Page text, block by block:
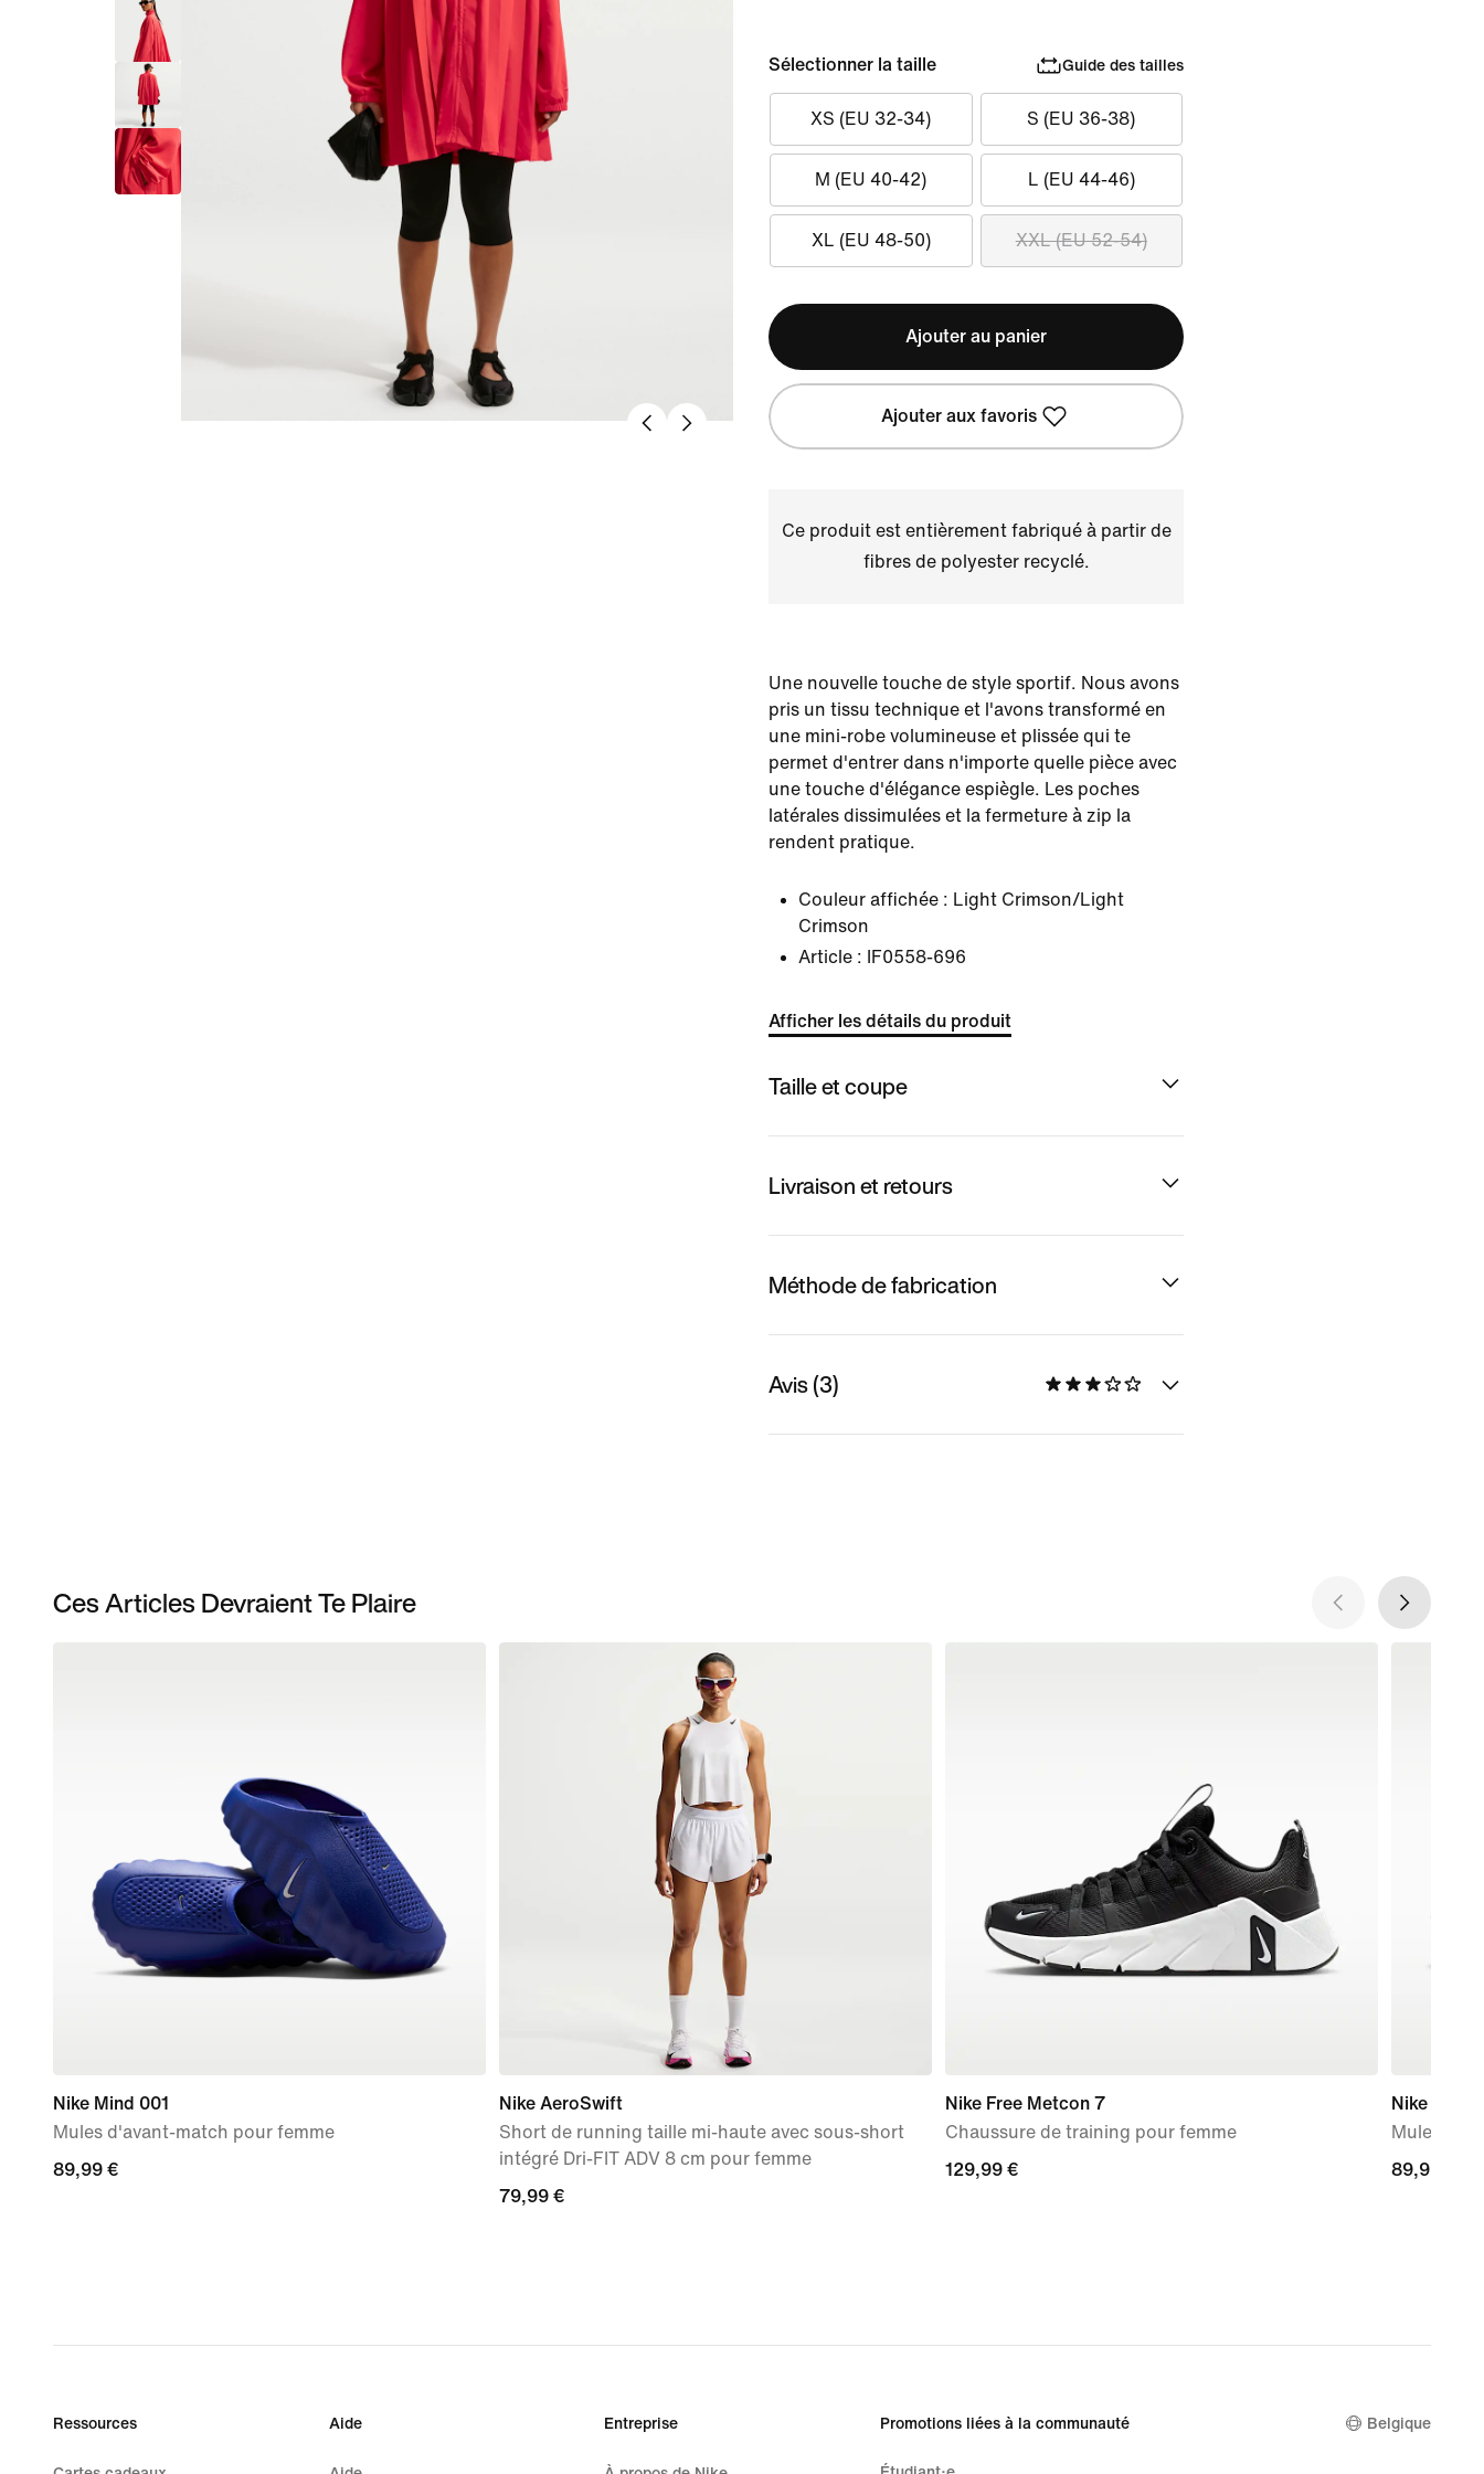
Sélectionner la taille Guide des tailles
XS (EU 32-34) S (EU 36-38)
M (EU 40-42) L (EU 44-46)
XL (EU 48-50) XXL (EU 52-54)
Ajouter au panier
Ajouter aux favoris
Ce produit est entièrement fabriqué à partir de
fibres de polyester recyclé.
Une nouvelle touche de style sportif. Nous avons
pris un tissu technique et l'avons transformé en
une mini-robe volumineuse et plissée qui te
permet d'entrer dans n'importe quelle pièce avec
une touche d'élégance espiègle. Les poches
latérales dissimulées et la fermeture à zip la
rendent pratique.
Couleur affichée : Light Crimson/Light
Crimson
Article :
IF0558-696
Afficher les détails du produit
Taille et coupe
Livraison et retours
Méthode de fabrication
Avis (3)
Ces Articles Devraient Te Plaire
Nike Mind 001
Mules d'avant-match pour femme
89,99 €
89,99 €
Nike AeroSwift
Short de running taille mi-haute avec sous-short
intégré Dri-FIT ADV 8 cm pour femme
79,99 €
79,99 €
Nike Free Metcon 7
Chaussure de training pour femme
129,99 €
129,99 €
Nike Mind
Mules
89,99 €
89,99 €
Ressources Aide Entreprise Promotions liées à la communauté Belgique